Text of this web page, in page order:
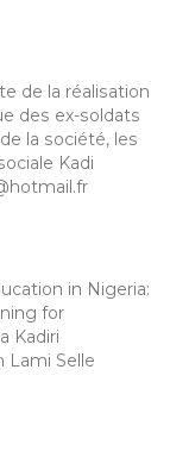
de la réalisation
des ex-soldats
la société, les
Kadi
in Nigeria:
for
Kadiri
Lami Selle